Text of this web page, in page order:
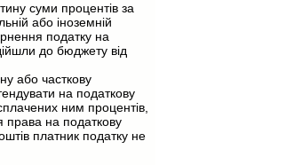
суми процентів за
або іноземній
податку на
до бюджету від
або часткову
на податкову
ним процентів,
права на податкову
платник податку не